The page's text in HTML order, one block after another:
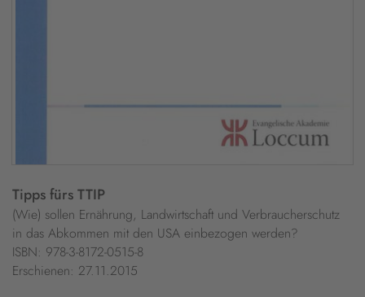
Tipps fürs TTIP
(Wie) sollen Ernährung, Landwirtschaft und Verbraucherschutz
in das Abkommen mit den USA einbezogen werden?
ISBN: 978-3-8172-0515-8
Erschienen: 27.11.2015